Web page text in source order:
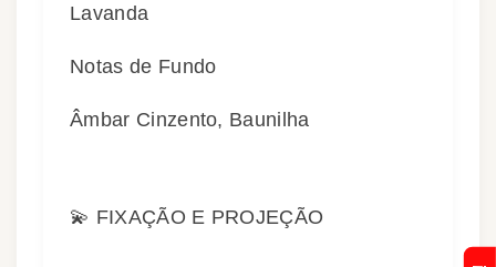
Lavanda
Notas de Fundo
Âmbar Cinzento, Baunilha
💫 FIXAÇÃO E PROJEÇÃO